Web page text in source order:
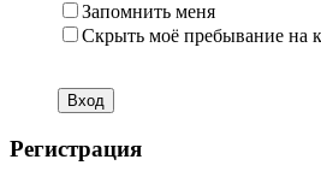
Запомнить меня
Скрыть моё пребывание на
Регистрация